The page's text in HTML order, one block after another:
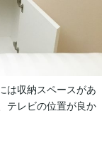
は収納スペースがあ
テレビの位置が良か